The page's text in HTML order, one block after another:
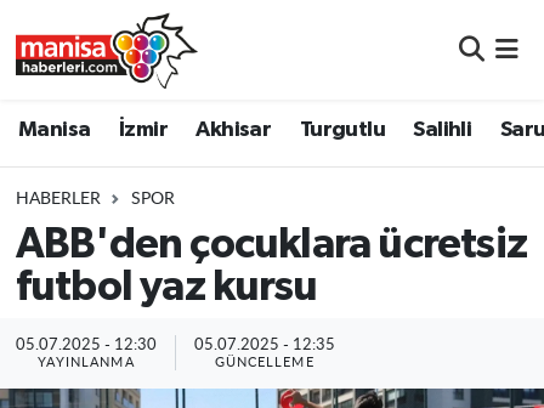
Manisa İzmir Akhisar Turgutlu Salihli
HABERLER SPOR
ABB'den çocuklara ücretsiz
futbol yaz kursu
05.07.2025 - 12:30
YAYINLANMA
05.07.2025 - 12:35
GÜNCELLEME
Turgutlu
Salihli
Saruhanlı
Manisa Nöbetçi Eczaneler
Manisa Trafik Yoğunluk Haritası
Süper Lig Puan Durumu ve Fikstür
Tüm Manşetler